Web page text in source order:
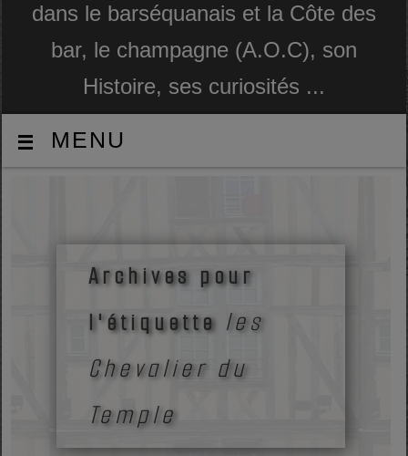
dans le barséquanais et la Côte des
bar, le champagne (A.O.C), son
Histoire, ses curiosités ...
MENU
Archives pour
l'étiquette les
Chevalier du
Temple